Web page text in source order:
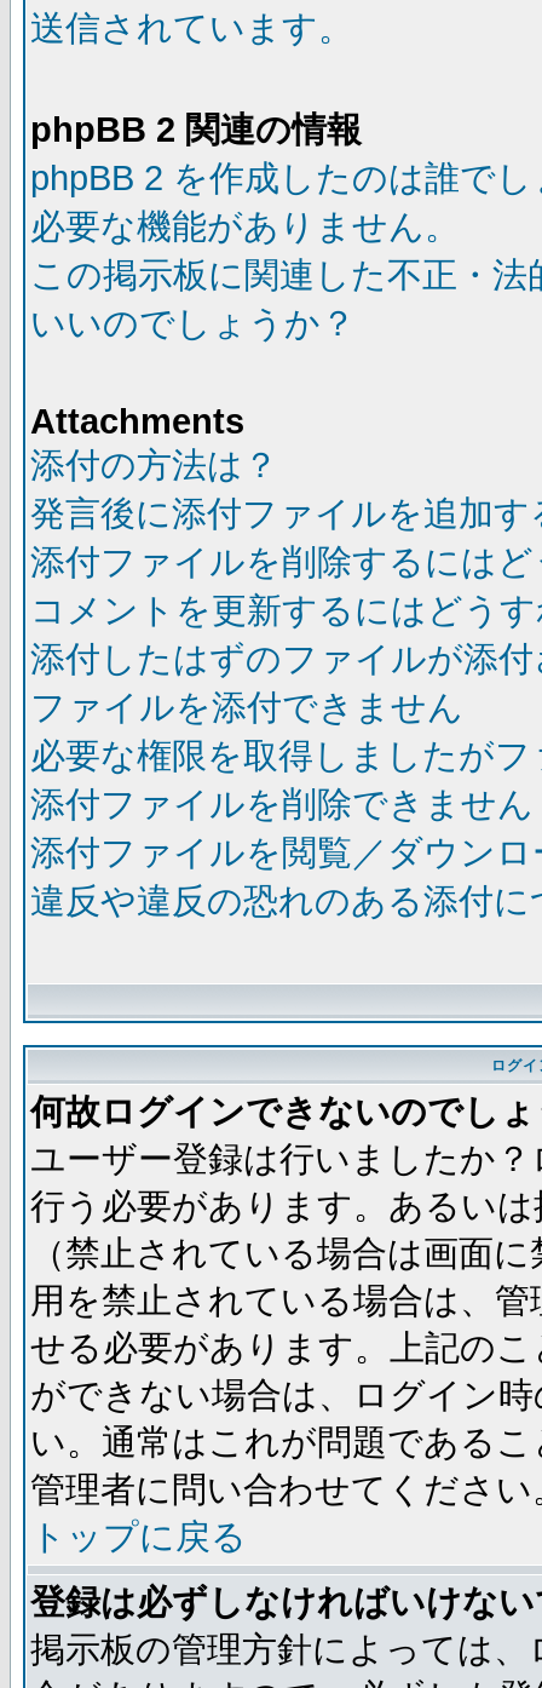
送信されています。
phpBB 2 関連の情報
phpBB 2 を作成したのは誰で
必要な機能がありません。
この掲示板に関連した不正・
いいのでしょうか？
Attachments
添付の方法は？
発言後に添付ファイルを追加
添付ファイルを削除するには
コメントを更新するにはどう
添付したはずのファイルが添
ファイルを添付できません
必要な権限を取得しましたが
添付ファイルを削除できません
添付ファイルを閲覧／ダウン
違反や違反の恐れのある添付
ログ
何故ログインできないのでし
ユーザー登録は行いましたか
行う必要があります。あるい
（禁止されている場合は画面
用を禁止されている場合は、
せる必要があります。上記の
ができない場合は、ログイン
い。通常はこれが問題である
管理者に問い合わせてください
トップに戻る
登録は必ずしなければいけな
掲示板の管理方針によっては